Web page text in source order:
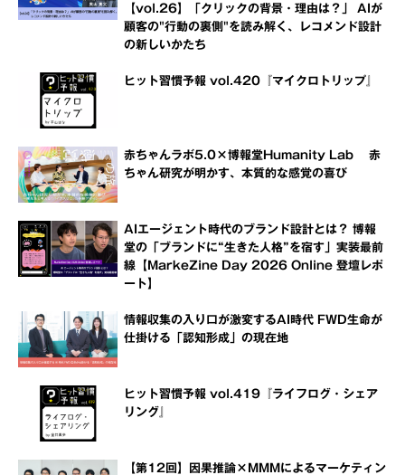
【vol.26】「クリックの背景・理由は？」 AIが
顧客の"行動の裏側"を読み解く、レコメンド設計
の新しいかたち
ヒット習慣予報 vol.420『マイクロトリップ』
赤ちゃんラボ5.0×博報堂Humanity Lab 赤
ちゃん研究が明かす、本質的な感覚の喜び
AIエージェント時代のブランド設計とは？ 博報
堂の「ブランドに“生きた人格”を宿す」実装最前
線【MarkeZine Day 2026 Online 登壇レポ
ート】
情報収集の入り口が激変するAI時代 FWD生命が
仕掛ける「認知形成」の現在地
ヒット習慣予報 vol.419『ライフログ・シェア
リング』
【第12回】因果推論×MMMによるマーケティン